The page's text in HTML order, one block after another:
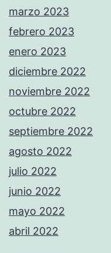
marzo 2023
febrero 2023
enero 2023
diciembre 2022
noviembre 2022
octubre 2022
septiembre 2022
agosto 2022
julio 2022
junio 2022
mayo 2022
abril 2022